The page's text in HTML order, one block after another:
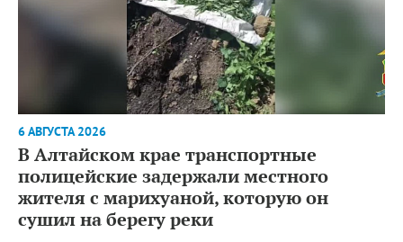
6 АВГУСТА 2026
В Алтайском крае транспортные
полицейские задержали местного
жителя с марихуаной, которую он
сушил на берегу реки